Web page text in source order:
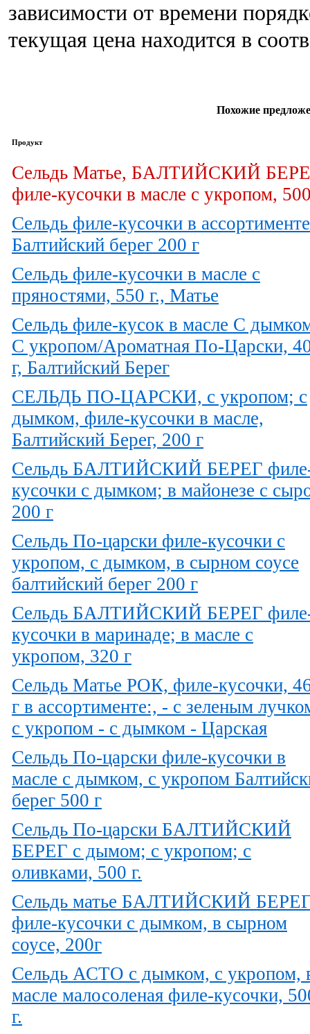
зависимости от времени
текущая цена находится в
Похожие
Продукт
Сельдь Матье, БАЛТИЙСКИЙ
филе-кусочки в масле с укропом,
Сельдь филе-кусочки в ассортименте
Балтийский берег 200 г
Сельдь филе-кусочки в масле с
пряностями, 550 г., Матье
Сельдь филе-кусок в масле С
С укропом/Ароматная По-Царски,
г, Балтийский Берег
СЕЛЬДЬ ПО-ЦАРСКИ, с укропом; с
дымком, филе-кусочки в масле,
Балтийский Берег, 200 г
Сельдь БАЛТИЙСКИЙ БЕРЕГ
кусочки с дымком; в майонезе с
200 г
Сельдь По-царски филе-кусочки с
укропом, с дымком, в сырном соусе
балтийский берег 200 г
Сельдь БАЛТИЙСКИЙ БЕРЕГ
кусочки в маринаде; в масле с
укропом, 320 г
Сельдь Матье РОК, филе-кусочки,
г в ассортименте:, - с зеленым
с укропом - с дымком - Царская
Сельдь По-царски филе-кусочки в
масле с дымком, с укропом
берег 500 г
Сельдь По-царски БАЛТИЙСКИЙ
БЕРЕГ с дымом; с укропом; с
оливками, 500 г.
Сельдь матье БАЛТИЙСКИЙ
филе-кусочки с дымком, в сырном
соусе, 200г
Сельдь АСТО с дымком, с укропом,
масле малосоленая филе-кусочки,
г.